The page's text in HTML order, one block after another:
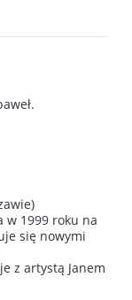
w 1999 roku na
się nowymi
z artystą Janem